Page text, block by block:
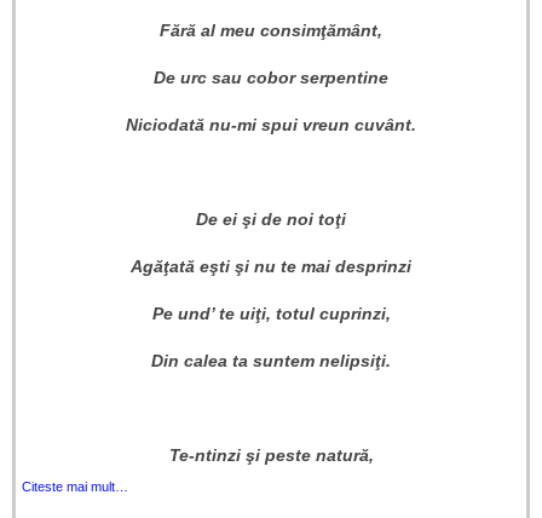
Fără al meu consimţământ,
De urc sau cobor serpentine
Niciodată nu-mi spui vreun cuvânt.
De ei şi de noi toţi
Agăţată eşti şi nu te mai desprinzi
Pe und’ te uiţi, totul cuprinzi,
Din calea ta suntem nelipsiţi.
Te-ntinzi şi peste natură,
Citeste mai mult…